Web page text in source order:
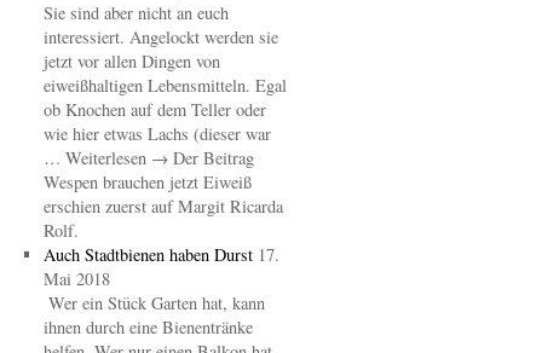
Sie sind aber nicht an euch
interessiert. Angelockt werden sie
jetzt vor allen Dingen von
eiweißhaltigen Lebensmitteln. Egal
ob Knochen auf dem Teller oder
wie hier etwas Lachs (dieser war
… Weiterlesen → Der Beitrag
Wespen brauchen jetzt Eiweiß
erschien zuerst auf Margit Ricarda
Rolf.
Auch Stadtbienen haben Durst 17.
Mai 2018
Wer ein Stück Garten hat, kann
ihnen durch eine Bienentränke